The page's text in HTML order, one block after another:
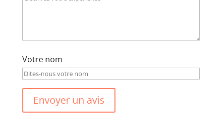
Votre nom
Envoyer un avis